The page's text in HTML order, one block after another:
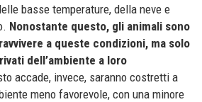
basse temperature, della neve e
Nonostante questo, gli animali sono
a queste condizioni, ma solo
dell’ambiente a loro
accade, invece, saranno costretti a
meno favorevole, con una minore